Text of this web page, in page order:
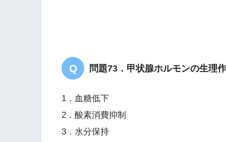
問題73．甲状腺ホルモンの生理
1．血糖低下
2．酸素消費抑制
3．水分保持